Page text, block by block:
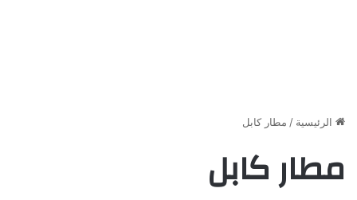
الرئيسية / مطار كابل
مطار كابل